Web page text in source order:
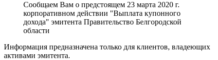
Сообщаем Вам о предстоящем 23 марта 2020 г.
корпоративном действии "Выплата купонного
дохода" эмитента Правительство Белгородской
области
Информация предназначена только для клиентов, владеющих
активами эмитента.